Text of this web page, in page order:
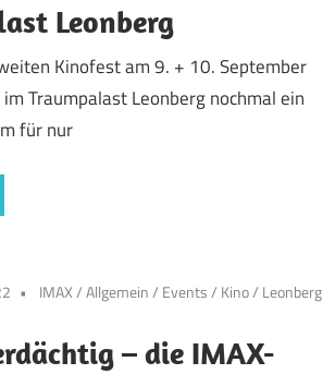
Leonberg
Kinofest am 9. + 10. September
Traumpalast Leonberg nochmal ein
für nur
IMAX/Allgemein/ Events/ Kino/ Leonberg
– die IMAX-